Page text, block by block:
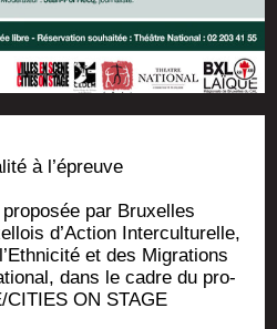
à l’épreuve
par Bruxelles
d’Ac­tion Inter­cul­tu­relle,
et des Migra­tions
dans le cadre du pro­
CITIES ON STAGE